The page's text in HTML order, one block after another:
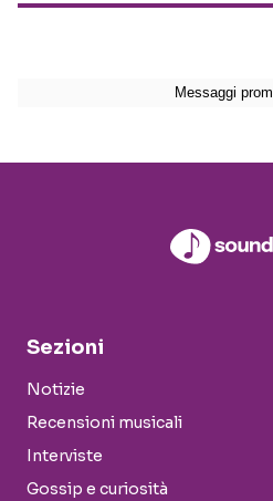
Sezioni
Notizie
Recensioni musicali
Interviste
Gossip e curiosità